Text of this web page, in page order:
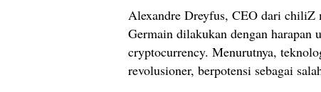
Alexandre Dreyfus, CEO dari chiliZ
Germain dilakukan dengan harapan
cryptocurrency. Menurutnya,
revolusioner, berpotensi sebagai